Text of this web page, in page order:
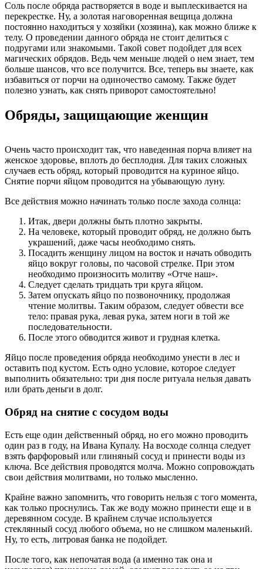
Соль после обряда растворяется в воде и выплескивается на
перекрестке. Ну, а золотая наговоренная вещица должна
постоянно находиться у хозяйки (хозяина), как можно ближе к
телу. О проведении данного обряда не стоит делиться с
подругами или знакомыми. Такой совет подойдет для всех
магических обрядов. Ведь чем меньше людей о нем знает, тем
больше шансов, что все получится. Все, теперь вы знаете, как
избавиться от порчи на одиночество самому. Также будет
полезно узнать, как снять приворот самостоятельно!
Обряды, защищающие женщин
Очень часто происходит так, что наведенная порча влияет на
женское здоровье, вплоть до бесплодия. Для таких сложных
случаев есть обряд, который проводится на куриное яйцо.
Снятие порчи яйцом проводится на убывающую луну.
Все действия можно начинать только после захода солнца:
Итак, двери должны быть плотно закрыты.
На человеке, который проводит обряд, не должно быть
украшений, даже часы необходимо снять.
Посадить женщину лицом на восток и начать обводить
яйцо вокруг головы, по часовой стрелке. При этом
необходимо произносить молитву «Отче наш».
Следует сделать тридцать три круга яйцом.
Затем опускать яйцо по позвоночнику, продолжая
чтение молитвы. Таким образом, следует обвести все
тело: правая рука, левая рука, затем ноги в той же
последовательности.
После этого обводится живот и грудная клетка.
Яйцо после проведения обряда необходимо унести в лес и
оставить под кустом. Есть одно условие, которое следует
выполнить обязательно: три дня после ритуала нельзя давать
или брать деньги в долг.
Обряд на снятие с сосудом воды
Есть еще один действенный обряд, но его можно проводить
один раз в году, на Ивана Купалу. На восходе солнца следует
взять фарфоровый или глиняный сосуд и принести воды из
ключа. Все действия проводятся молча. Можно сопровождать
свои действия молитвами, но только мысленно.
Крайне важно запомнить, что говорить нельзя с того момента,
как только проснулись. Так же воду можно принести еще и в
деревянном сосуде. В крайнем случае используется
стеклянный сосуд любого объема, но не слишком маленький.
Ну, то есть, литровая банка не подойдет.
После того, как непочатая вода (а именно так она и